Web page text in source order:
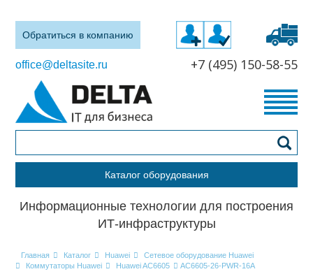
Обратиться в компанию
office@deltasite.ru +7 (495) 150-58-55
Каталог оборудования
Информационные технологии для построения
ИТ-инфраструктуры
Главная Каталог Huawei
Сетевое оборудование Huawei
Коммутаторы Huawei
Huawei AC6605 AC6605-26-PWR-16A